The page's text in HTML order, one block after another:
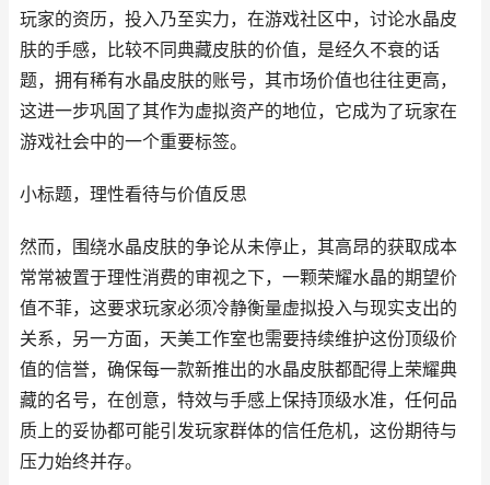
玩家的资历，投入乃至实力，在游戏社区中，讨论水晶皮
肤的手感，比较不同典藏皮肤的价值，是经久不衰的话
题，拥有稀有水晶皮肤的账号，其市场价值也往往更高，
这进一步巩固了其作为虚拟资产的地位，它成为了玩家在
游戏社会中的一个重要标签。
小标题，理性看待与价值反思
然而，围绕水晶皮肤的争论从未停止，其高昂的获取成本
常常被置于理性消费的审视之下，一颗荣耀水晶的期望价
值不菲，这要求玩家必须冷静衡量虚拟投入与现实支出的
关系，另一方面，天美工作室也需要持续维护这份顶级价
值的信誉，确保每一款新推出的水晶皮肤都配得上荣耀典
藏的名号，在创意，特效与手感上保持顶级水准，任何品
质上的妥协都可能引发玩家群体的信任危机，这份期待与
压力始终并存。